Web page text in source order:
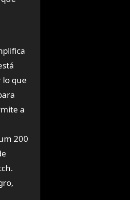
lo que
a
200